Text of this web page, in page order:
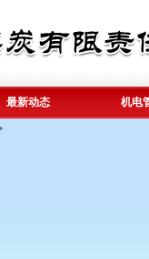
最新动态
机电